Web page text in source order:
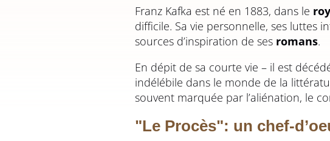
Franz Kafka est né en 1883, dans le
difficile. Sa vie personnelle, ses luttes
sources d’inspiration de ses romans.
En dépit de sa courte vie – il est
indélébile dans le monde de la
souvent marquée par l’aliénation, le
"Le Procès": un chef-